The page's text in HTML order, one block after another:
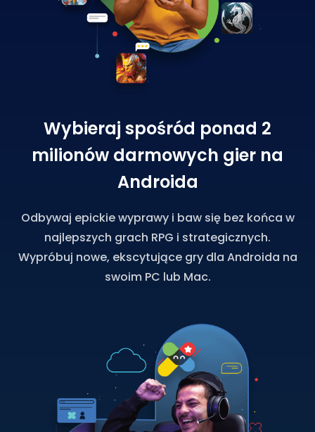
Wybieraj spośród ponad 2
milionów darmowych gier na
Androida
Odbywaj epickie wyprawy i baw się bez końca w
najlepszych grach RPG i strategicznych.
Wypróbuj nowe, ekscytujące gry dla Androida na
swoim PC lub Mac.